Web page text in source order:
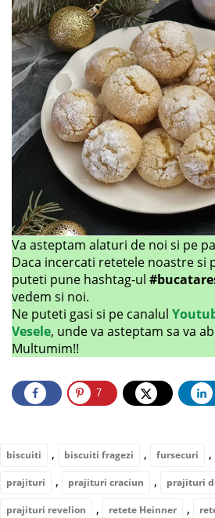
Va asteptam alaturi de noi si pe
Daca incercati retetele noastre si
puteti pune hashtag-ul
vedem si noi.
Ne puteti gasi si pe canalul
Vesele, unde va asteptam sa va
Multumim!!
7
biscuiti , biscuiti fragezi , fursecuri ,
prajituri , prajituri craciun , prajituri
prajituri revelion , retete Heinner ,